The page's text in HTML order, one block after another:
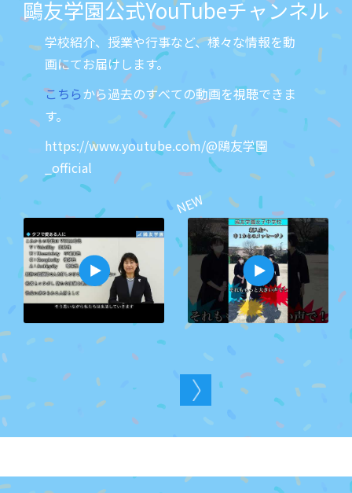
鷗友学園公式YouTubeチャンネル
学校紹介、授業や行事など、様々な情報を動
画にてお届けします。
こちらから過去のすべての動画を視聴できま
す。
https://www.youtube.com/@鴎友学園
_official